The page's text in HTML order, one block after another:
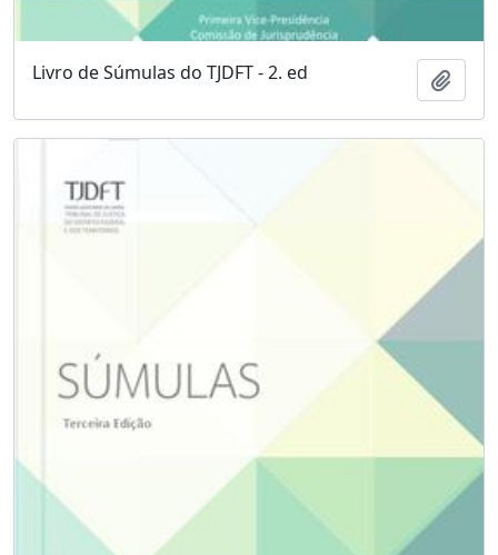
Livro de Súmulas do TJDFT - 2. ed